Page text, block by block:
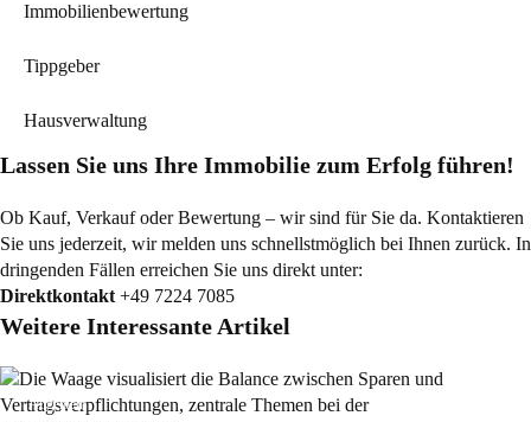
Immobilienbewertung
Tippgeber
Hausverwaltung
Lassen Sie uns Ihre Immobilie zum Erfolg führen!
Ob Kauf, Verkauf oder Bewertung – wir sind für Sie da. Kontaktieren
Sie uns jederzeit, wir melden uns schnellstmöglich bei Ihnen zurück. In
dringenden Fällen erreichen Sie uns direkt unter:
Direktkontakt +49 7224 7085
Weitere Interessante Artikel
Allgemein